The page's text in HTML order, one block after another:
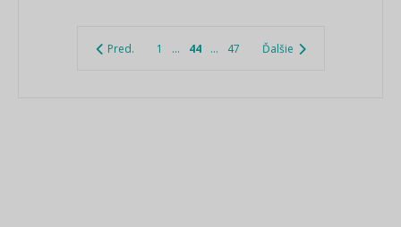
Pred. 1 ... 44 ... 47 Ďalšie